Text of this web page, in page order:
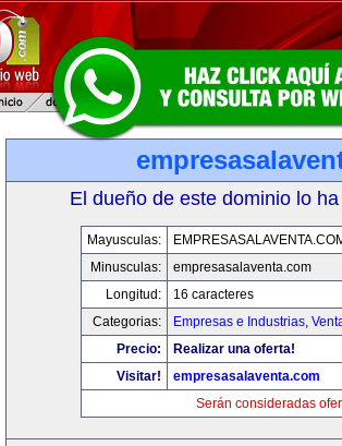
El dueño de este dominio lo
Mayusculas:
Minusculas:
empresasalaventa.com
Longitud:
16 caracteres
Categorias:
Empresas e Industrias,
Precio:
Realizar una oferta!
Visitar!
empresasalaventa.com
Serán consideradas